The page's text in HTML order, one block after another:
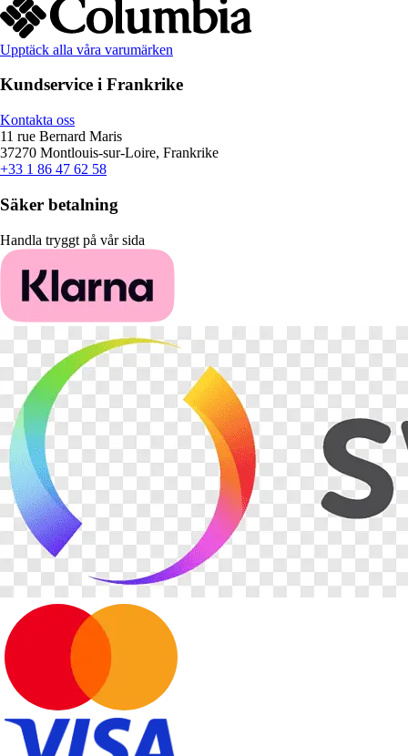
Upptäck alla våra varumärken
Kundservice i Frankrike
Kontakta oss
11 rue Bernard Maris
37270 Montlouis-sur-Loire, Frankrike
+33 1 86 47 62 58
Säker betalning
Handla tryggt på vår sida